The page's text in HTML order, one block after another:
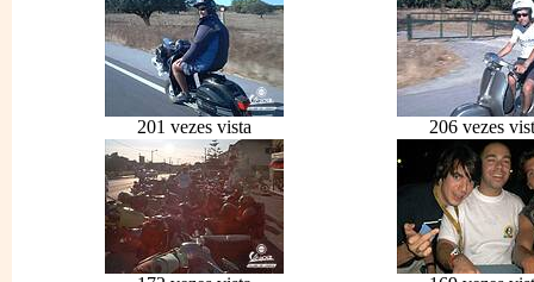
201 vezes vista 206 vezes